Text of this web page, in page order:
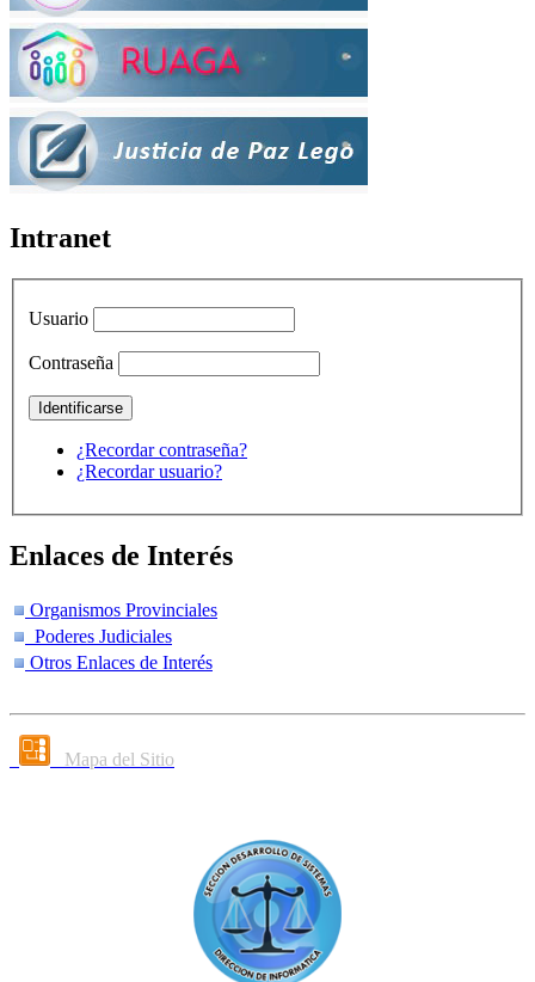
Intranet
Usuario
Contraseña
¿Recordar contraseña?
¿Recordar usuario?
Enlaces de Interés
Organismos Provinciales
Poderes Judiciales
Otros Enlaces de Interés
Mapa del Sitio